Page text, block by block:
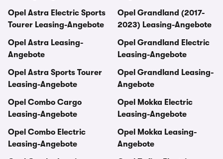
Opel Astra Electric Sports
Tourer Leasing-Angebote
Opel Astra Leasing-
Angebote
Opel Astra Sports Tourer
Leasing-Angebote
Opel Combo Cargo
Leasing-Angebote
Opel Combo Electric
Leasing-Angebote
Opel Grandland (2017-
2023) Leasing-Angebote
Opel Grandland Electric
Leasing-Angebote
Opel Grandland Leasing-
Angebote
Opel Mokka Electric
Leasing-Angebote
Opel Mokka Leasing-
Angebote